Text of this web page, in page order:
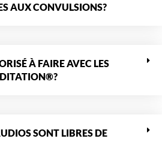
AUX CONVULSIONS?
À FAIRE AVEC LES
SONT LIBRES DE